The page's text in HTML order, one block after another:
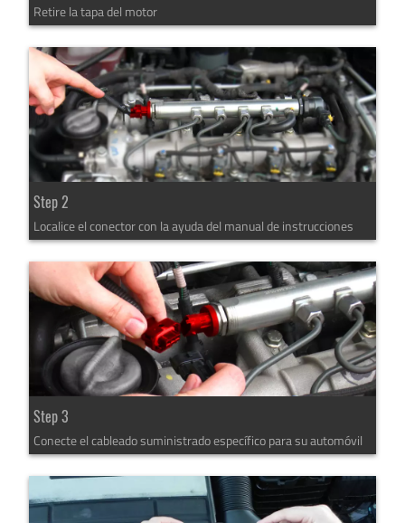
Retire la tapa del motor
Step 2
Localice el conector con la ayuda del manual de instrucciones
Step 3
Conecte el cableado suministrado específico para su automóvil